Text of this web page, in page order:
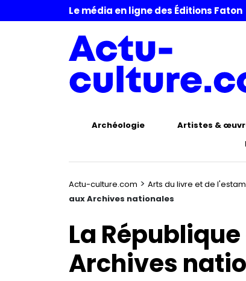
Le média en ligne des Éditions Faton
Archéologie Artistes &
Actu-culture.com > Arts du livre et de
aux Archives nationales
La
Archives